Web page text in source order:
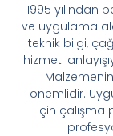
1995 yılından
ve uygulama
teknik bilgi,
hizmeti
önemlidir.
için çalışma